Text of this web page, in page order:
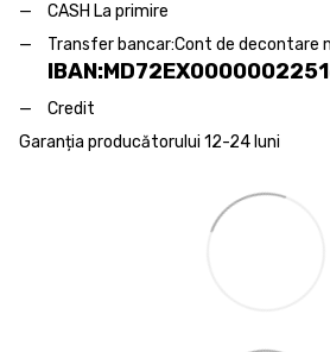
CASH La primire
Transfer bancar:Cont de decontare
Credit
Garanția producătorului 12-24 luni